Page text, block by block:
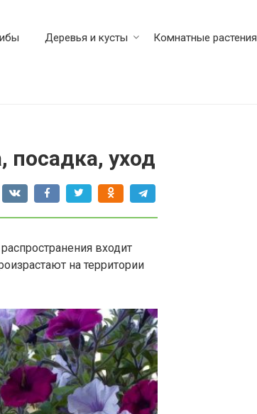
Деревья и кусты Комнатные растения
посадка, уход
входит
на территории